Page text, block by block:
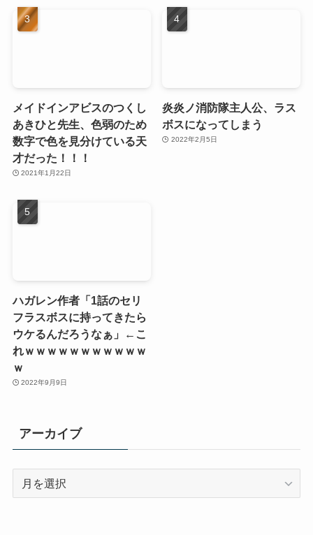
メイドインアビスのつくし
あきひと先生、色弱のため
数字で色を見分けている天
才だった！！！
2021年1月22日
炎炎ノ消防隊主人公、ラス
ボスになってしまう
2022年2月5日
ハガレン作者「1話のセリ
フラスボスに持ってきたら
ウケるんだろうなぁ」←こ
れｗｗｗｗｗｗｗｗｗｗｗ
ｗ
2022年9月9日
アーカイブ